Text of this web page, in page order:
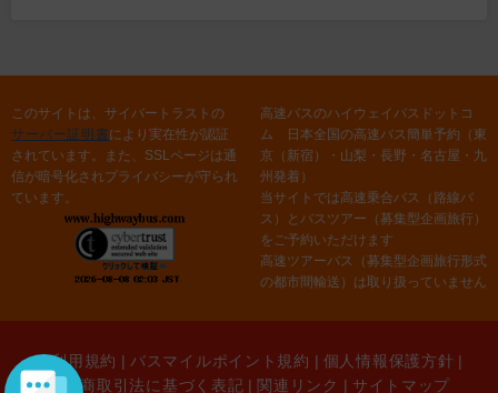
このサイトは、サイバートラストの
サーバー証明書により実在性が認証
されています。また、SSLページは通
信が暗号化されプライバシーが守られ
ています。
高速バスのハイウェイバスドットコ
ム 日本全国の高速バス簡単予約（東
京（新宿）・山梨・長野・名古屋・九
州発着）
当サイトでは高速乗合バス（路線バ
ス）とバスツアー（募集型企画旅行）
をご予約いただけます
高速ツアーバス（募集型企画旅行形式
の都市間輸送）は取り扱っていません
ご利用規約 | バスマイルポイント規約 | 個人情報保護方針 |
特定商取引法に基づく表記 | 関連リンク | サイトマップ